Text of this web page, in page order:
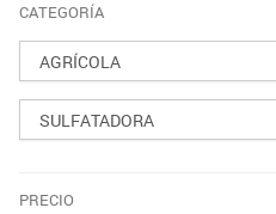
CATEGORÍA
PRECIO